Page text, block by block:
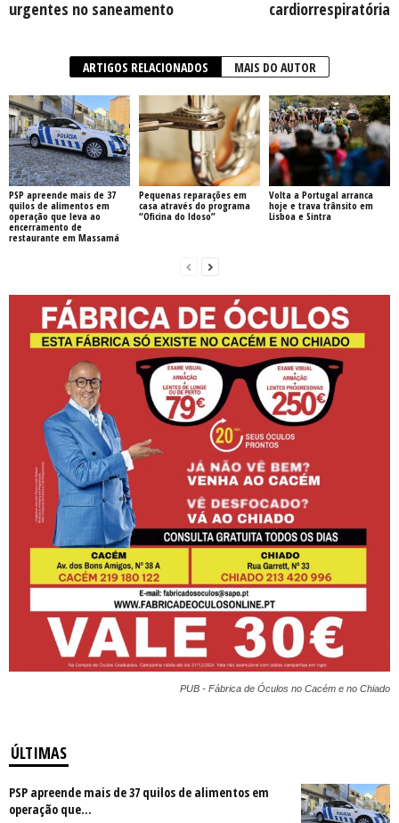
urgentes no saneamento
cardiorrespiratória
ARTIGOS RELACIONADOS MAIS DO AUTOR
PSP apreende mais de 37
quilos de alimentos em
operação que leva ao
encerramento de
restaurante em Massamá
Pequenas reparações em
casa através do programa
“Oficina do Idoso”
Volta a Portugal arranca
hoje e trava trânsito em
Lisboa e Sintra
PUB - Fábrica de Óculos no Cacém e no Chiado
ÚLTIMAS
PSP apreende mais de 37 quilos de alimentos em
operação que...